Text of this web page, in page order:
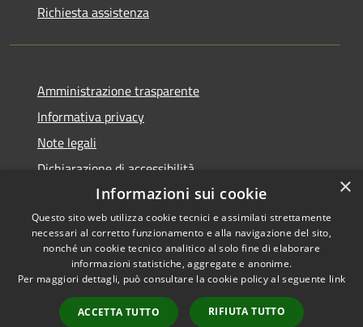
Richiesta assistenza
Amministrazione trasparente
Informativa privacy
Note legali
Dichiarazione di accessibilità
Accessibilità
Privacy
Copyright © 2026 • Comune di
Carbognano • Powered by
Municipium
Accesso
redazione
×
Informazioni sui cookie
Questo sito web utilizza cookie tecnici e assimilati strettamente
necessari al corretto funzionamento e alla navigazione del sito,
nonché un cookie tecnico analitico al solo fine di elaborare
informazioni statistiche, aggregate e anonime.
Per maggiori dettagli, può consultare la cookie policy al seguente link
ACCETTA TUTTO RIFIUTA TUTTO